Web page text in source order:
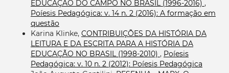
EDUCAÇÃO DO CAMPO NO BRASIL (1996-2016) ,
Poíesis Pedagógica: v. 14 n. 2 (2016): A formação em
questão
Karina Klinke, CONTRIBUIÇÕES DA HISTÓRIA DA
LEITURA E DA ESCRITA PARA A HISTÓRIA DA
EDUCAÇÃO NO BRASIL (1998-2010) , Poíesis
Pedagógica: v. 10 n. 2 (2012): Poíesis Pedagógica